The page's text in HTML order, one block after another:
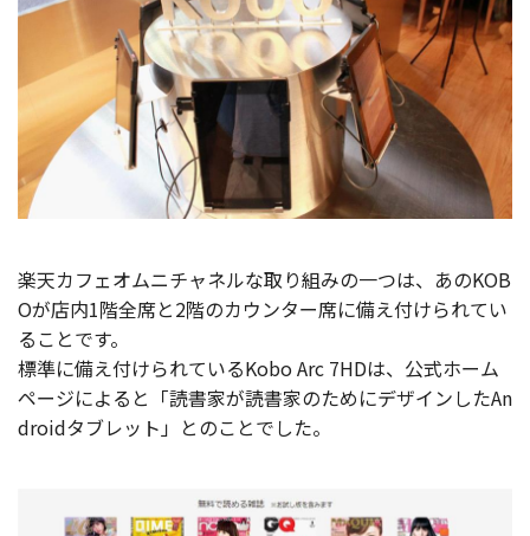
楽天カフェオムニチャネルな取り組みの一つは、あのKOB
Oが店内1階全席と2階のカウンター席に備え付けられてい
ることです。
標準に備え付けられているKobo Arc 7HDは、公式ホーム
ページによると「読書家が読書家のためにデザインしたAn
droidタブレット」とのことでした。